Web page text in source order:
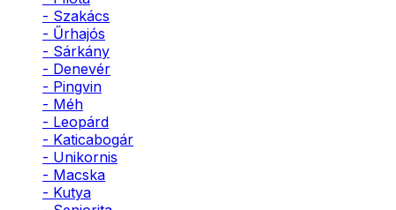
- Szakács
- Űrhajós
- Sárkány
- Denevér
- Pingvin
- Méh
- Leopárd
- Katicabogár
- Unikornis
- Macska
- Kutya